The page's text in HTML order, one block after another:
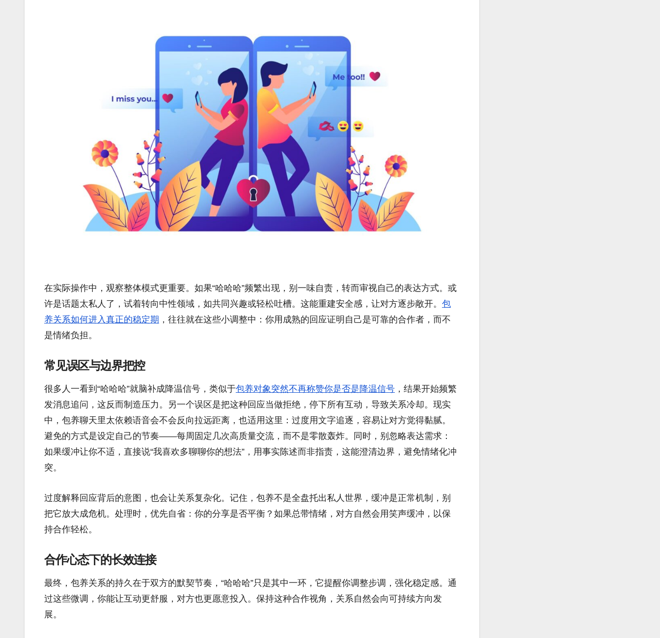
在实际操作中，观察整体模式更重要。如果“哈哈哈”频繁出现，别一味自责，转而审视自己的表达方式。或
许是话题太私人了，试着转向中性领域，如共同兴趣或轻松吐槽。这能重建安全感，让对方逐步敞开。 包
养关系如何进入真正的稳定期 ，往往就在这些小调整中：你用成熟的回应证明自己是可靠的合作者，而不
是情绪负担。
常见误区与边界把控
很多人一看到“哈哈哈”就脑补成降温信号，类似于包养对象突然不再称赞你是否是降温信号 ，结果开始频繁
发消息追问，这反而制造压力。另一个误区是把这种回应当做拒绝，停下所有互动，导致关系冷却。现实
中，包养聊天里太依赖语音会不会反向拉远距离，也适用这里：过度用文字追逐，容易让对方觉得黏腻。
避免的方式是设定自己的节奏——每周固定几次高质量交流，而不是零散轰炸。同时，别忽略表达需求：
如果缓冲让你不适，直接说“我喜欢多聊聊你的想法”，用事实陈述而非指责，这能澄清边界，避免情绪化冲
突。
过度解释回应背后的意图，也会让关系复杂化。记住，包养不是全盘托出私人世界，缓冲是正常机制，别
把它放大成危机。处理时，优先自省：你的分享是否平衡？如果总带情绪，对方自然会用笑声缓冲，以保
持合作轻松。
合作心态下的长效连接
最终，包养关系的持久在于双方的默契节奏，“哈哈哈”只是其中一环，它提醒你调整步调，强化稳定感。通
过这些微调，你能让互动更舒服，对方也更愿意投入。保持这种合作视角，关系自然会向可持续方向发
展。